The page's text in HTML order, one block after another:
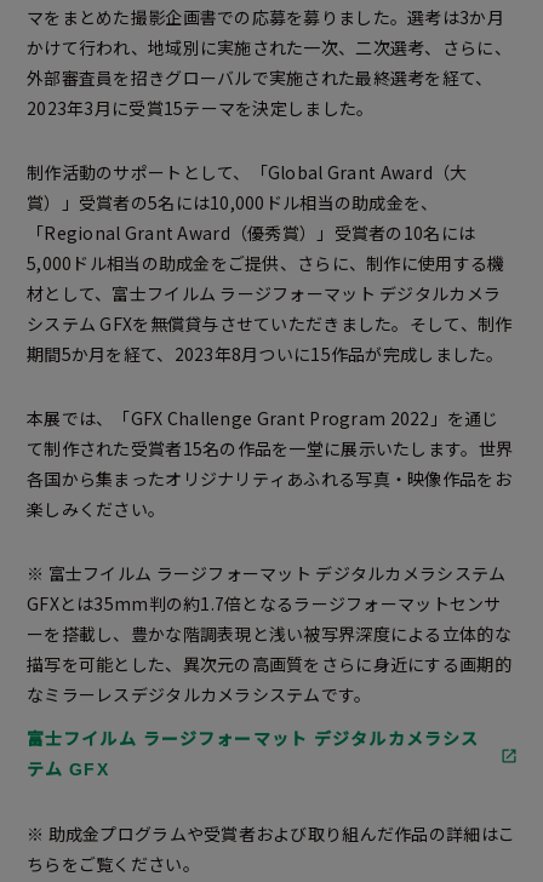
マをまとめた撮影企画書での応募を募りました。選考は3か月
かけて行われ、地域別に実施された一次、二次選考、さらに、
外部審査員を招きグローバルで実施された最終選考を経て、
2023年3月に受賞15テーマを決定しました。
制作活動のサポートとして、「Global Grant Award（大
賞）」受賞者の5名には10,000ドル相当の助成金を、
「Regional Grant Award（優秀賞）」受賞者の10名には
5,000ドル相当の助成金をご提供、さらに、制作に使用する機
材として、富士フイルム ラージフォーマット デジタルカメラ
システム GFXを無償貸与させていただきました。そして、制作
期間5か月を経て、2023年8月ついに15作品が完成しました。
本展では、「GFX Challenge Grant Program 2022」を通じ
て制作された受賞者15名の作品を一堂に展示いたします。世界
各国から集まったオリジナリティあふれる写真・映像作品をお
楽しみください。
※ 富士フイルム ラージフォーマット デジタルカメラシステム
GFXとは35mm判の約1.7倍となるラージフォーマットセンサ
ーを搭載し、豊かな階調表現と浅い被写界深度による立体的な
描写を可能とした、異次元の高画質をさらに身近にする画期的
なミラーレスデジタルカメラシステムです。
富士フイルム ラージフォーマット デジタルカメラシス
テム GFX
※ 助成金プログラムや受賞者および取り組んだ作品の詳細はこ
ちらをご覧ください。